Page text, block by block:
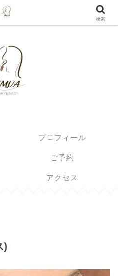
ジリアンワックスのサロン
プロフィール
ご予約
アクセス
)
検索